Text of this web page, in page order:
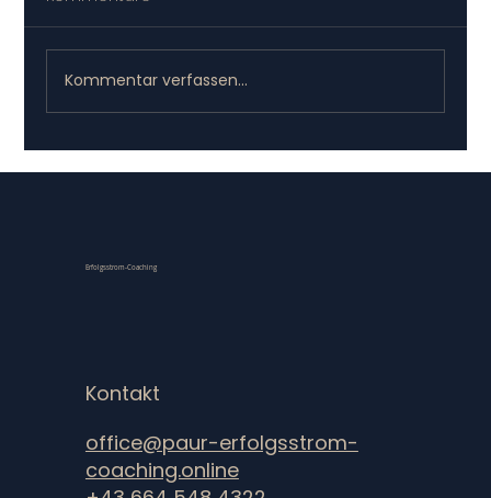
Halbzeit ohne Sparring: die
Kommentar verfassen...
Erfolgsstrom-Coaching
Kontakt
office@paur-erfolgsstrom-
coaching.online